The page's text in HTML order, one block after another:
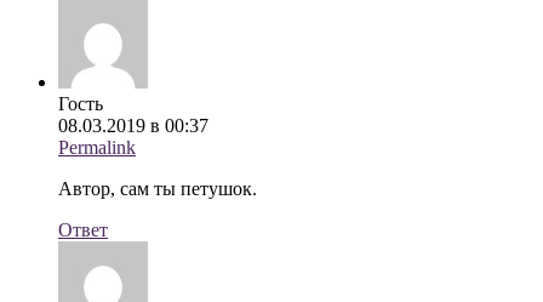
Гость
08.03.2019 в 00:37
Permalink
Автор, сам ты петушок.
Ответ